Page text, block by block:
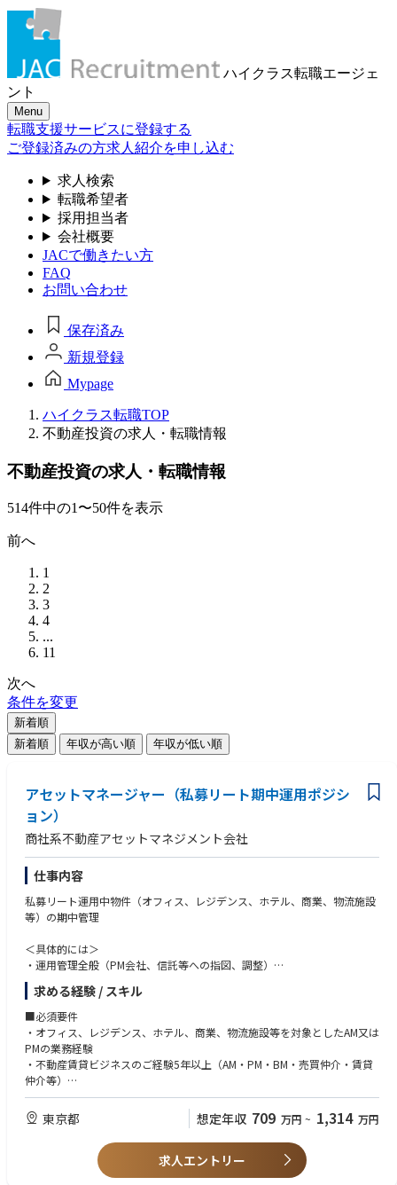
ハイクラス転職エージェ
ント
Menu
転職支援サービスに登録する
ご登録済みの方求人紹介を申し込む
求人検索
転職希望者
採用担当者
会社概要
JACで働きたい方
FAQ
お問い合わせ
保存済み
新規登録
Mypage
ハイクラス転職TOP
不動産投資の求人・転職情報
不動産投資の求人・転職情報
514件中の1〜50件を表示
前へ
1
2
3
4
...
11
次へ
条件を変更
新着順
新着順
年収が高い順 年収が低い順
アセットマネージャー（私募リート期中運用ポジシ
ョン）
商社系不動産アセットマネジメント会社
仕事内容
私募リート運用中物件（オフィス、レジデンス、ホテル、商業、物流施設
等）の期中管理
＜具体的には＞
・運用管理全般（PM会社、信託等への指図、調整）
・レポーティング業務、ファンドリクエスト等のキャッシュマネジメント
管理
・PMと連携し、テナントリーシング、賃料改定方針の策定・交渉、コンセ
プト資料の作成（Word/Excel,パワポ）
・賃貸借契約書等の各種ドキュメント作業
・年2回の物件予算の策定・実行（予実管理）
・計画工事（バリューアップ工事、保全工事）の策定および実施等の期中
上記の運用にあたり当社のアセットマネジメント方針、手順の遵守を徹底
また、上記、業務の一部を不動産管理システムを使用します。
求める経験 / スキル
■必須要件
・オフィス、レジデンス、ホテル、商業、物流施設等を対象としたAM又は
PMの業務経験
・不動産賃貸ビジネスのご経験5年以上（AM・PM・BM・売買仲介・賃貸
仲介等）
・社会人経験5年以上
・基礎的な会計・法務知識。（民法、宅建業法など不動産に係る法律に関
する基礎的な知識、契約書の読み込み、および損益計算書、貸借対照表の
基礎的な理解が可能）
・コミュニケーション能力・協調性
・職務遂行・問題解決能力（自立的/自律的に業務遂行ができること）
東京都 想定年収 709 万円 ~ 1,314 万円
求人エントリー